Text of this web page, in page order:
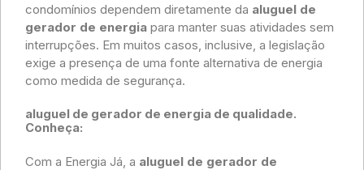
condomínios dependem diretamente da aluguel de
gerador de energia para manter suas atividades sem
interrupções. Em muitos casos, inclusive, a legislação
exige a presença de uma fonte alternativa de energia
como medida de segurança.
aluguel de gerador de energia de qualidade.
Conheça:
Com a Energia Já, a aluguel de gerador de